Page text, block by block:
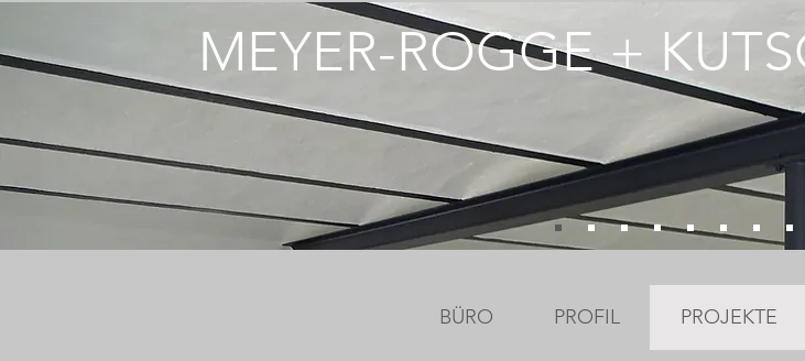
MEYER-ROGGE +
BÜRO PROFIL PROJEKTE